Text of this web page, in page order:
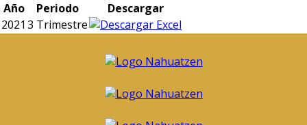
Año Periodo
Descargar
2021 3 Trimestre